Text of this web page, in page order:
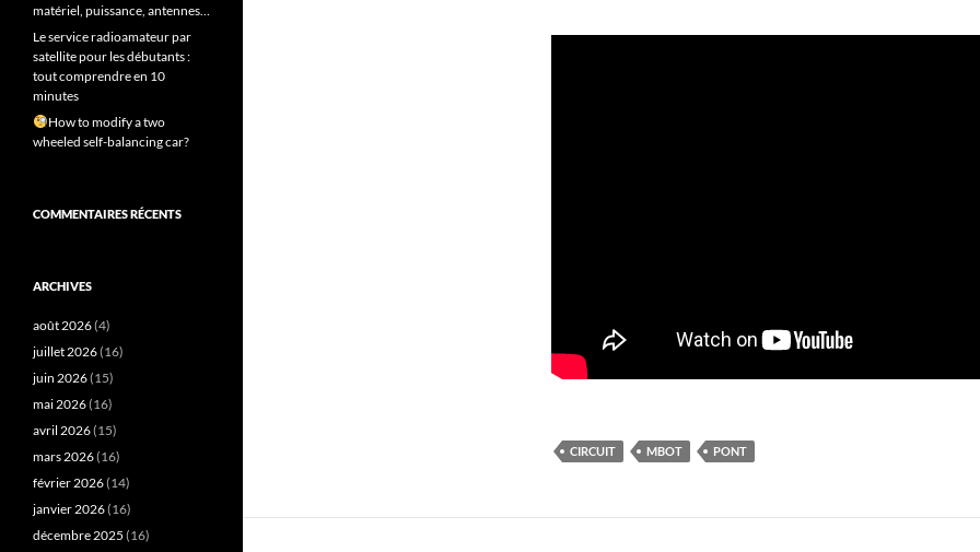
CIRCUIT MBOT PONT
matériel, puissance, antennes…
Le service radioamateur par
satellite pour les débutants :
tout comprendre en 10
minutes
How to modify a two
wheeled self-balancing car?
COMMENTAIRES RÉCENTS
ARCHIVES
août 2026(4)
juillet 2026(16)
juin 2026(15)
mai 2026(16)
avril 2026(15)
mars 2026(16)
février 2026(14)
janvier 2026(16)
décembre 2025 (16)